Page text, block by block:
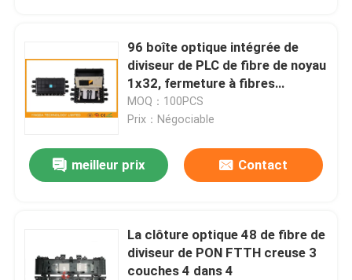
Produits
96 boîte optique intégrée de
diviseur de PLC de fibre de noyau
1x32, fermeture à fibres
optiques d'épissure
MOQ：100PCS
Prix：Négociable
meilleur prix Contact
La clôture optique 48 de fibre de
diviseur de PON FTTH creuse 3
couches 4 dans 4